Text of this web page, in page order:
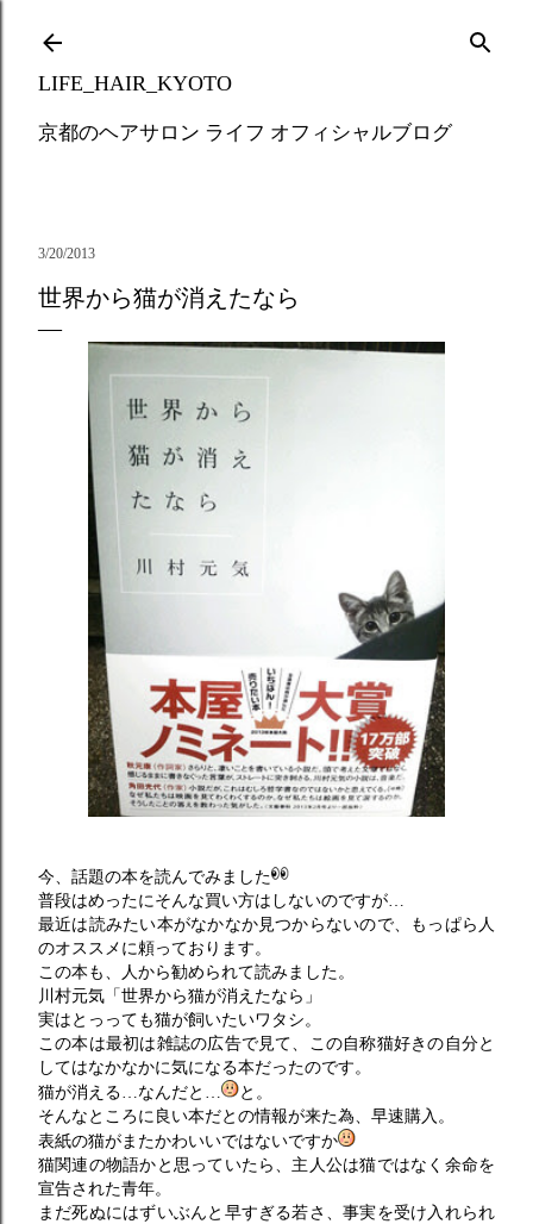
LIFE_HAIR_KYOTO
京都のヘアサロン ライフ オフィシャルブログ
3/20/2013
世界から猫が消えたなら
今、話題の本を読んでみました
普段はめったにそんな買い方はしないのですが…
最近は読みたい本がなかなか見つからないので、もっぱら人
のオススメに頼っております。
この本も、人から勧められて読みました。
川村元気「世界から猫が消えたなら」
実はとっっても猫が飼いたいワタシ。
この本は最初は雑誌の広告で見て、この自称猫好きの自分と
してはなかなかに気になる本だったのです。
猫が消える…なんだと…
と。
そんなところに良い本だとの情報が来た為、早速購入。
表紙の猫がまたかわいいではないですか
猫関連の物語かと思っていたら、主人公は猫ではなく余命を
宣告された青年。
まだ死ぬにはずいぶんと早すぎる若さ、事実を受け入れられ